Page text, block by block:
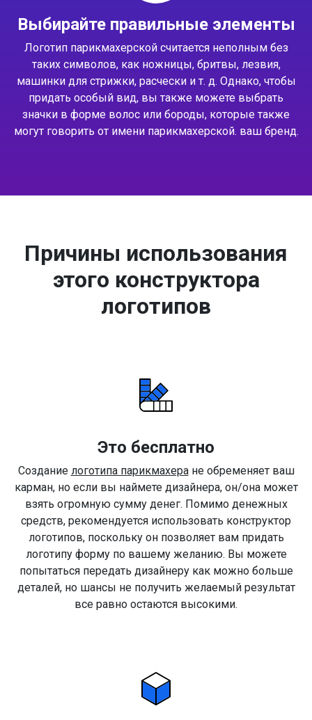
Выбирайте правильные элементы
Логотип парикмахерской считается неполным без
таких символов, как ножницы, бритвы, лезвия,
машинки для стрижки, расчески и т. д. Однако, чтобы
придать особый вид, вы также можете выбрать
значки в форме волос или бороды, которые также
могут говорить от имени парикмахерской. ваш бренд.
Причины использования
этого конструктора
логотипов
Это бесплатно
Создание логотипа парикмахеране обременяет ваш
карман, но если вы наймете дизайнера, он/она может
взять огромную сумму денег. Помимо денежных
средств, рекомендуется использовать конструктор
логотипов, поскольку он позволяет вам придать
логотипу форму по вашему желанию. Вы можете
попытаться передать дизайнеру как можно больше
деталей, но шансы не получить желаемый результат
все равно остаются высокими.